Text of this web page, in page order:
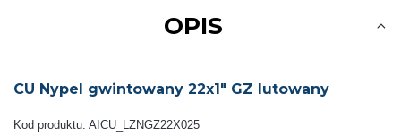
OPIS
CU Nypel gwintowany 22x1" GZ lutowany
Kod produktu: AICU_LZNGZ22X025